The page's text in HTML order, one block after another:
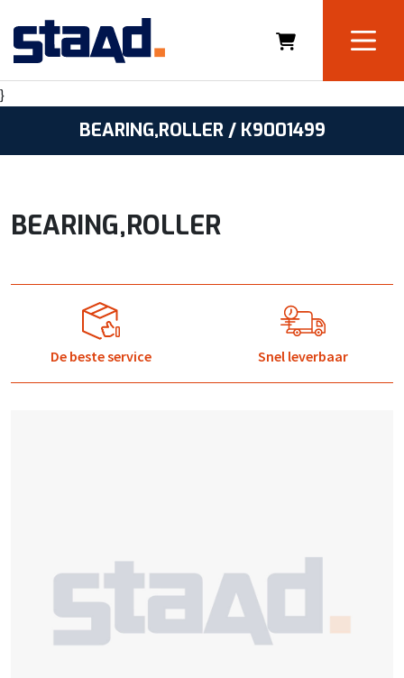
}
BEARING,ROLLER / K9001499
BEARING,ROLLER
De beste service Snel leverbaar